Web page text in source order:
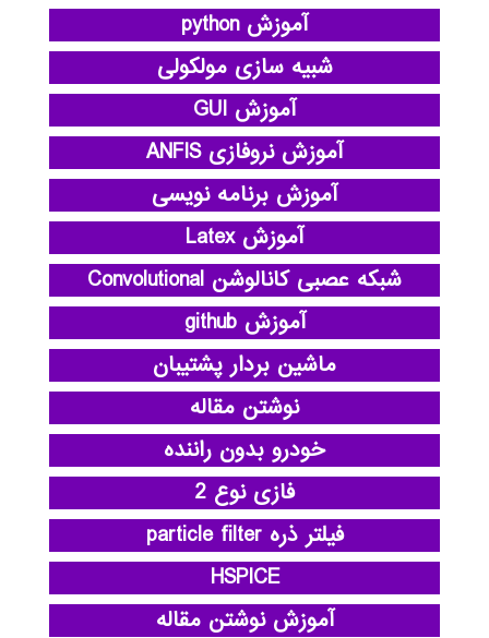
آموزش python
شبیه سازی مولکولی
آموزش GUI
آموزش نروفازی ANFIS
آموزش برنامه نویسی
آموزش Latex
شبکه عصبی کانالوشن Convolutional
آموزش github
ماشین بردار پشتیبان
نوشتن مقاله
خودرو بدون راننده
فازی نوع 2
فیلتر ذره particle filter
HSPICE
آموزش نوشتن مقاله